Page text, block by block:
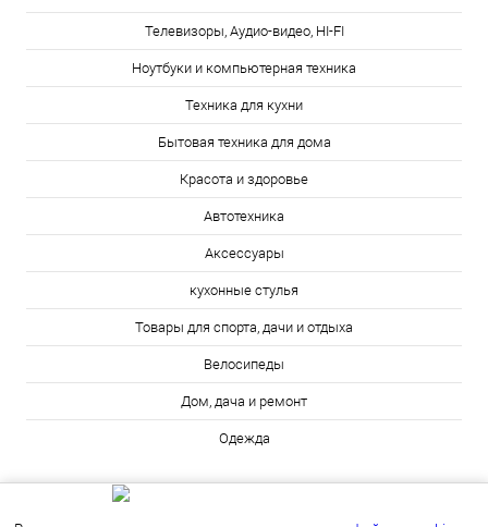
Телевизоры, Аудио-видео, HI-FI
Ноутбуки и компьютерная техника
Техника для кухни
Бытовая техника для дома
Красота и здоровье
Автотехника
Аксессуары
кухонные стулья
Товары для спорта, дачи и отдыха
Велосипеды
Дом, дача и ремонт
Одежда